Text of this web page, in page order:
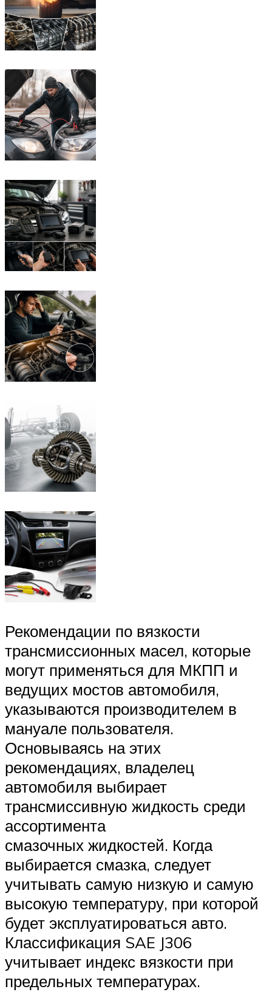
Рекомендации по вязкости
трансмиссионных масел, которые
могут применяться для МКПП и
ведущих мостов автомобиля,
указываются производителем в
мануале пользователя.
Основываясь на этих
рекомендациях, владелец
автомобиля выбирает
трансмиссивную жидкость среди
ассортимента
смазочных жидкостей. Когда
выбирается смазка, следует
учитывать самую низкую и самую
высокую температуру, при которой
будет эксплуатироваться авто.
Классификация SAE J306
учитывает индекс вязкости при
предельных температурах.